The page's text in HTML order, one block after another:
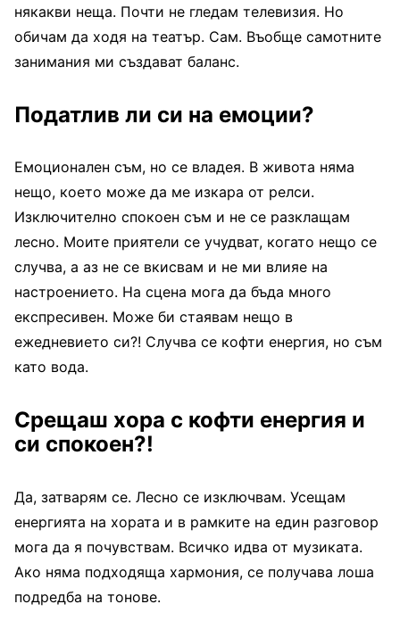
някакви неща. Почти не гледам телевизия. Но
обичам да ходя на театър. Сам. Въобще самотните
занимания ми създават баланс.
Податлив ли си на емоции?
Емоционален съм, но се владея. В живота няма
нещо, което може да ме изкара от релси.
Изключително спокоен съм и не се разклащам
лесно. Моите приятели се учудват, когато нещо се
случва, а аз не се вкисвам и не ми влияе на
настроението. На сцена мога да бъда много
експресивен. Може би стаявам нещо в
ежедневието си?! Случва се кофти енергия, но съм
като вода.
Срещаш хора с кофти енергия и
си спокоен?!
Да, затварям се. Лесно се изключвам. Усещам
енергията на хората и в рамките на един разговор
мога да я почувствам. Всичко идва от музиката.
Ако няма подходяща хармония, се получава лоша
подредба на тонове.